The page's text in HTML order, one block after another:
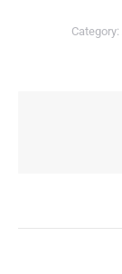
Category: